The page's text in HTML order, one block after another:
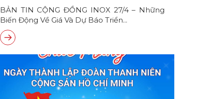
BẢN TIN CỘNG ĐỒNG INOX 27/4 – Những
Biến Động Về Giá Và Dự Báo Triển...